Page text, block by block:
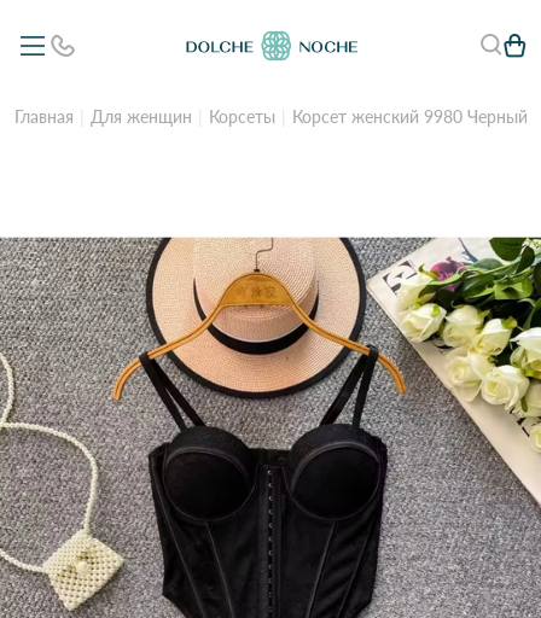
Главная Для женщин Корсеты Корсет женский 9980 Черный